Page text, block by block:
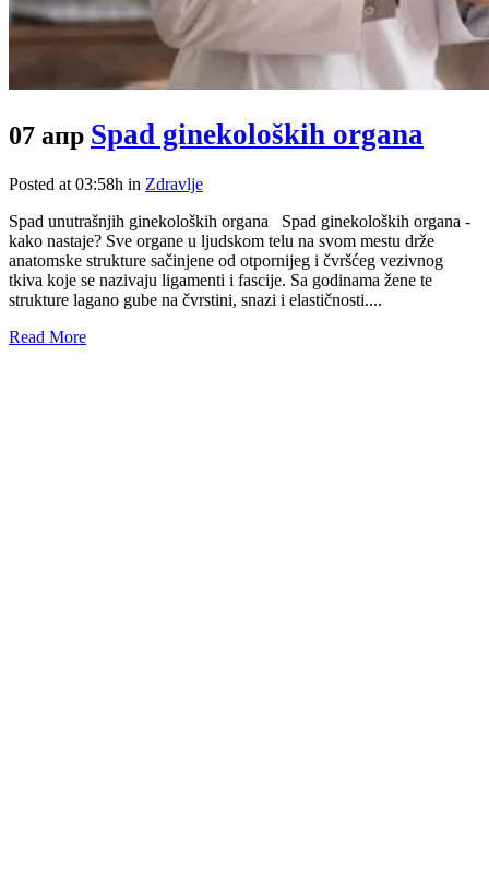
07 апр Spad ginekoloških organa
Posted at 03:58h in Zdravlje
Spad unutrašnjih ginekoloških organa Spad ginekoloških organa -
kako nastaje? Sve organe u ljudskom telu na svom mestu drže
anatomske strukture sačinjene od otpornijeg i čvršćeg vezivnog
tkiva koje se nazivaju ligamenti i fascije. Sa godinama žene te
strukture lagano gube na čvrstini, snazi i elastičnosti....
Read More